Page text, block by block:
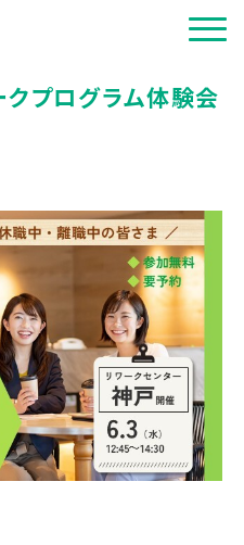
プログラム体験会